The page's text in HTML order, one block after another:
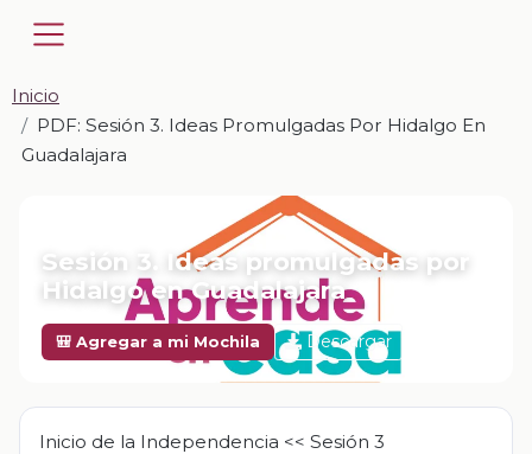
Inicio
PDF: Sesión 3. Ideas Promulgadas Por Hidalgo En
Guadalajara
Sesión 3. Ideas promulgadas por
Hidalgo en Guadalajara
🎒 Agregar a mi Mochila Descargar
Inicio de la Independencia << Sesión 3